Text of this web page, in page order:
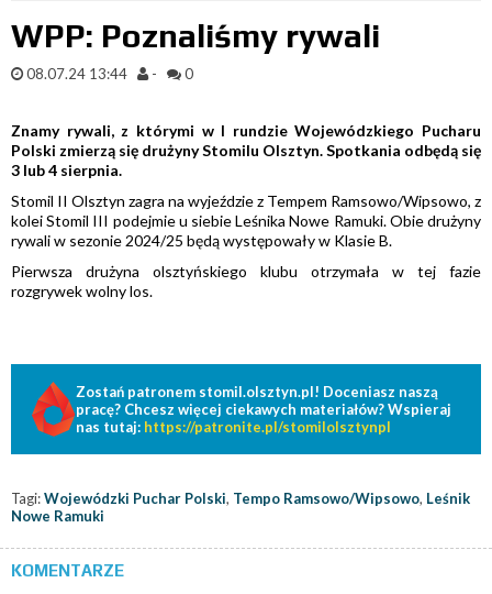
WPP: Poznaliśmy rywali
08.07.24 13:44 - 0
Znamy rywali, z którymi w I rundzie Wojewódzkiego Pucharu
Polski zmierzą się drużyny Stomilu Olsztyn. Spotkania odbędą się
3 lub 4 sierpnia.
Stomil II Olsztyn zagra na wyjeździe z Tempem Ramsowo/Wipsowo, z
kolei Stomil III podejmie u siebie Leśnika Nowe Ramuki. Obie drużyny
rywali w sezonie 2024/25 będą występowały w Klasie B.
Pierwsza drużyna olsztyńskiego klubu otrzymała w tej fazie
rozgrywek wolny los.
Zostań patronem stomil.olsztyn.pl! Doceniasz naszą
pracę? Chcesz więcej ciekawych materiałów? Wspieraj
nas tutaj: https://patronite.pl/stomilolsztynpl
Tagi:Wojewódzki Puchar Polski, Tempo Ramsowo/Wipsowo, Leśnik
Nowe Ramuki
KOMENTARZE